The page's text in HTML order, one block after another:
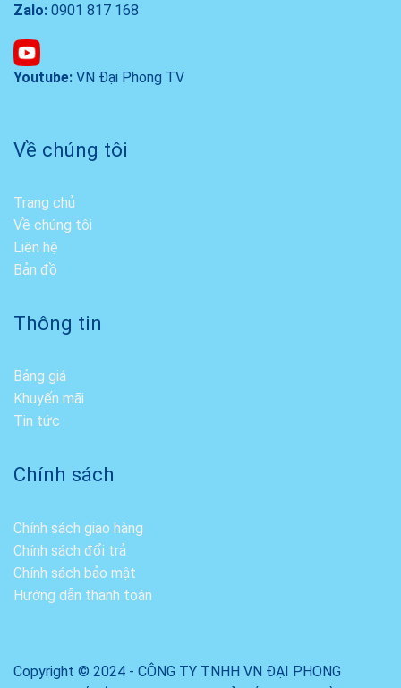
Zalo: 0901 817 168
Youtube: VN Đại Phong TV
Về chúng tôi
Trang chủ
Về chúng tôi
Liên hệ
Bản đồ
Thông tin
Bảng giá
Khuyến mãi
Tin tức
Chính sách
Chính sách giao hàng
Chính sách đổi trả
Chính sách bảo mật
Hướng dẫn thanh toán
Copyright © 2024 - CÔNG TY TNHH VN ĐẠI PHONG